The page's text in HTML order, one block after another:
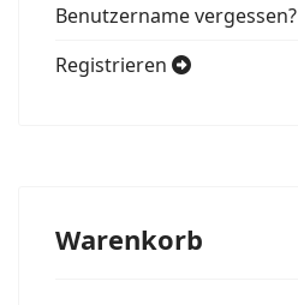
Benutzername vergessen?
Registrieren
Warenkorb